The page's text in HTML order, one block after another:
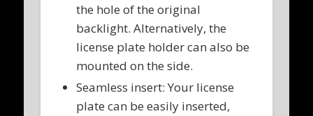
the hole of the original
backlight. Alternatively, the
license plate holder can also be
mounted on the side.
Seamless insert: Your license
plate can be easily inserted,